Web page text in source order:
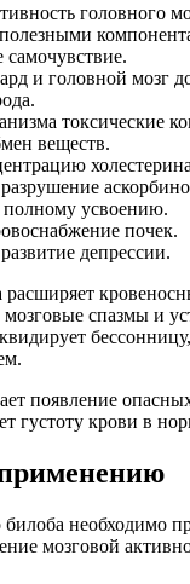
головного
и головной мозг
токсические
веществ.
полному усвоению.
почек.
депрессии.
расширяет
спазмы и
появление
густоту крови в
необходимо
мозговой